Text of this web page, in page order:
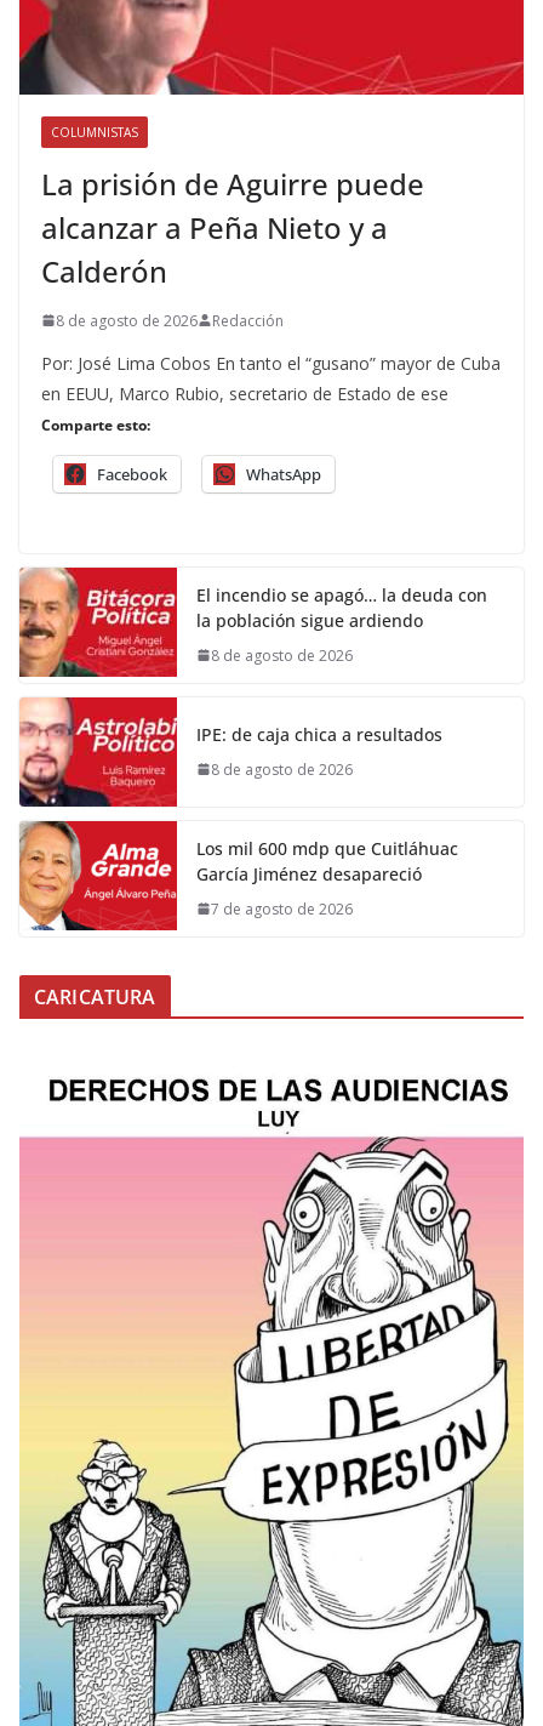
COLUMNISTAS
La prisión de Aguirre puede
alcanzar a Peña Nieto y a
Calderón
8 de agosto de 2026 Redacción
Por: José Lima Cobos En tanto el “gusano” mayor de Cuba
en EEUU, Marco Rubio, secretario de Estado de ese
Comparte esto:
Facebook WhatsApp
El incendio se apagó… la deuda con
la población sigue ardiendo
8 de agosto de 2026
IPE: de caja chica a resultados
8 de agosto de 2026
Los mil 600 mdp que Cuitláhuac
García Jiménez desapareció
7 de agosto de 2026
CARICATURA